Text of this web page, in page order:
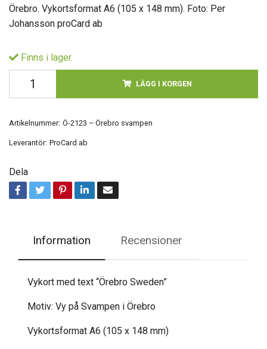
Örebro. Vykortsformat A6 (105 x 148 mm). Foto: Per
Johansson proCard ab
Finns i lager.
LÄGG I KORGEN
Artikelnummer: Ö-2123 – Örebro svampen
Leverantör: ProCard ab
Dela
Information Recensioner
Vykort med text “Örebro Sweden”
Motiv: Vy på Svampen i Örebro
Vykortsformat A6 (105 x 148 mm)